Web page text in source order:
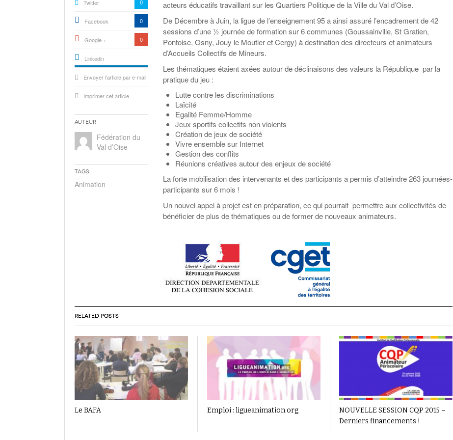
Malle pédagogique «
et d’aujourd’hui »
La ligue 95 et
Lutte contre
l’illettrisme
Education aux médias
Les veilleurs de l’info
délégué.es
Actualité Ecole
Pour s’inscrire
acteurs éducatifs travaillant sur les Quartiers Politique de la Ville du Val d’Oise.
De Décembre à Juin, la ligue de l’enseignement 95 a ainsi assuré l’encadrement de 42
sessions d’une ½ journée de formation sur 6 communes (Goussainville, St Gratien,
Pontoise, Osny, Jouy le Moutier et Cergy) à destination des directeurs et animateurs
d’Accueils Collectifs de Mineurs.
Les thématiques étaient axées autour de déclinaisons des valeurs la République par la
pratique du jeu :
Lutte contre les discriminations
Laïcité
Egalité Femme/Homme
Jeux sportifs collectifs non violents
Création de jeux de société
Vivre ensemble sur Internet
Gestion des conflits
Réunions créatives autour des enjeux de société
La forte mobilisation des intervenants et des participants a permis d’atteindre 263 journées-
participants sur 6 mois !
Un nouvel appel à projet est en préparation, ce qui pourrait permettre aux collectivités de
bénéficier de plus de thématiques ou de former de nouveaux animateurs.
Twitter 0
Facebook 0
Google + 0
Linkedin
icon[type=linkedin-bug]
[color=inverse]
Envoyer l'article par e-mail
Imprimer cet article
Auteur
Fédération du
Val d’Oise
Tags
Animation
RELATED POSTS
Le BAFA Emploi : ligueanimation.org
NOUVELLE SESSION CQP 2015 –
Derniers financements !